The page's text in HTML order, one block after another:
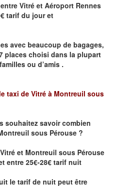
Vitré et Aéroport Rennes
tarif du jour et
avec beaucoup de bagages,
places choisi dans la plupart
ou d’amis .
taxi de Vitré à Montreuil sous
souhaitez savoircombien
sous Pérouse ?
et Montreuil sous Pérouse
entre 25€-28€ tarif nuit
le tarif de nuit peut être